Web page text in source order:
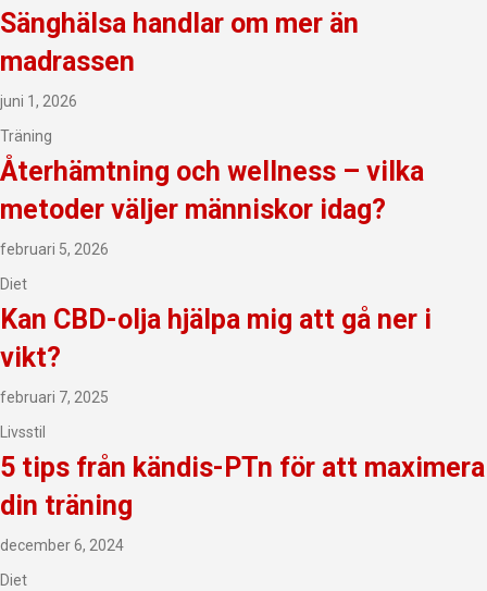
Sänghälsa handlar om mer än
madrassen
juni 1, 2026
Träning
Återhämtning och wellness – vilka
metoder väljer människor idag?
februari 5, 2026
Diet
Kan CBD-olja hjälpa mig att gå ner i
vikt?
februari 7, 2025
Livsstil
5 tips från kändis-PTn för att maximera
din träning
december 6, 2024
Diet